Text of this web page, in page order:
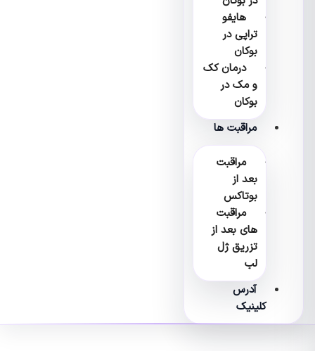
هایفو
تراپی در
بوکان
درمان کک
و مک در
بوکان
مراقبت ها
مراقبت
بعد از
بوتاکس
مراقبت
های بعد از
تزریق ژل
آدرس
کلینیک